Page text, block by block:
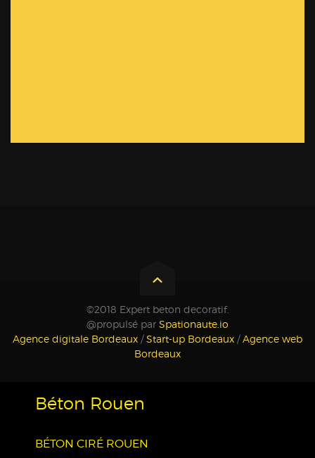
©2018 Expert beton decoratif.
@propulsé par Spationaute.io
Agence digitale Bordeaux /Start-up Bordeaux /Agence web
Bordeaux
Béton Rouen
BÉTON CIRÉ ROUEN